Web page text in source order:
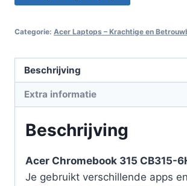
Categorie: Acer Laptops – Krachtige en
Beschrijving
Extra informatie
Beschrijving
Acer Chromebook 315 CB315-
Je gebruikt verschillende apps